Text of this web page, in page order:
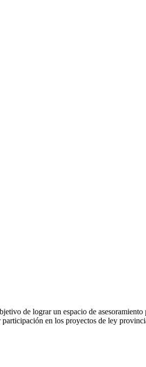
de lograr un espacio de asesoramiento
en los proyectos de ley